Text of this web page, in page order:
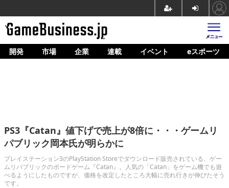
ホーム
企業動向
人材育成
産業政策
開発 市場 企業 連載 イベント eスポーツ
PS3『Catan』値下げで売上が8倍に・・・ゲームリ
パブリック岡本氏が明らかに
プレイステーション3のPlayStation Storeでダウンロード販売されている、ゲー
ムリパブリックのボードゲーム『Catan』。人気の「Catan」をゲーム機でも遊
べるようにしたものですが、価格を改定したところ大幅に売れ行きが伸びたそう
です。